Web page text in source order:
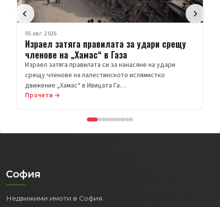
София
Недвижими имоти в София